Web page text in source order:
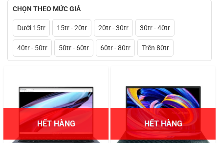
CHỌN THEO MỨC GIÁ
Dưới 15tr 15tr - 20tr 20tr - 30tr 30tr - 40tr
40tr - 50tr 50tr - 60tr 60tr - 80tr Trên 80tr
HẾT HÀNG HẾT HÀNG